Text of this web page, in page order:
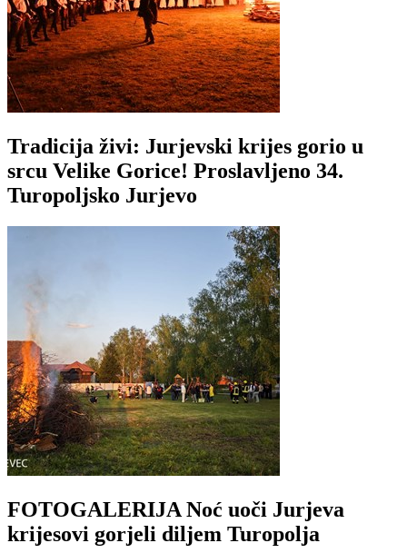
Tradicija živi: Jurjevski krijes gorio u
srcu Velike Gorice! Proslavljeno 34.
Turopoljsko Jurjevo
FOTOGALERIJA Noć uoči Jurjeva
krijesovi gorjeli diljem Turopolja